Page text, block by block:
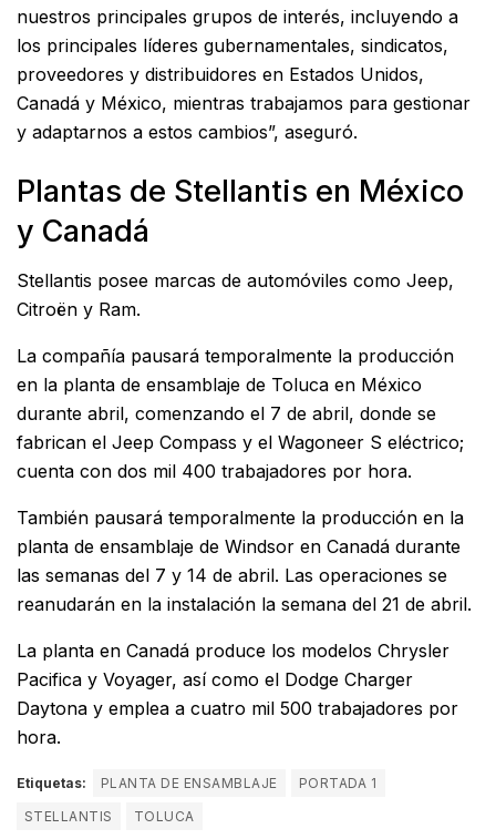
nuestros principales grupos de interés, incluyendo a
los principales líderes gubernamentales, sindicatos,
proveedores y distribuidores en Estados Unidos,
Canadá y México, mientras trabajamos para gestionar
y adaptarnos a estos cambios”, aseguró.
Plantas de Stellantis en México
y Canadá
Stellantis posee marcas de automóviles como Jeep,
Citroën y Ram.
La compañía pausará temporalmente la producción
en la planta de ensamblaje de Toluca en México
durante abril, comenzando el 7 de abril, donde se
fabrican el Jeep Compass y el Wagoneer S eléctrico;
cuenta con dos mil 400 trabajadores por hora.
También pausará temporalmente la producción en la
planta de ensamblaje de Windsor en Canadá durante
las semanas del 7 y 14 de abril. Las operaciones se
reanudarán en la instalación la semana del 21 de abril.
La planta en Canadá produce los modelos Chrysler
Pacifica y Voyager, así como el Dodge Charger
Daytona y emplea a cuatro mil 500 trabajadores por
hora.
Etiquetas: PLANTA DE ENSAMBLAJE
PORTADA 1
STELLANTIS
TOLUCA